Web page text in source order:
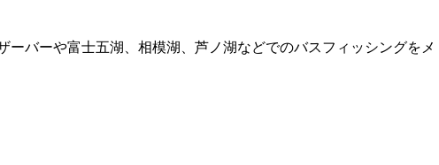
バーや富士五湖、相模湖、芦ノ湖などでのバスフィッシングをメ